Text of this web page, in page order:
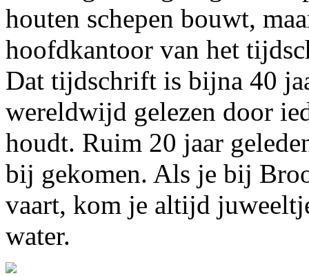
houten schepen bouwt,
hoofdkantoor van het
Dat tijdschrift is bijna 40
wereldwijd gelezen door
houdt. Ruim 20 jaar
bij gekomen. Als je bij
vaart, kom je altijd
water.